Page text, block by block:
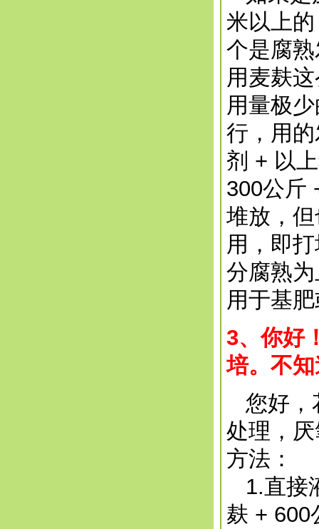
米以上
个是腐
用麦麸
用量极
行，用
剂 + 以
300公斤
堆放，
用，即
分腐熟
用于基
3、你好
培。不
您好，
处理，
方法：
1.直接
麸 + 600